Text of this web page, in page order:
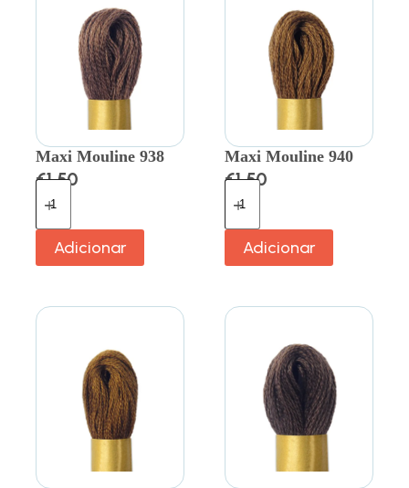
Maxi Mouline 938
€1.50
Adicionar
Maxi Mouline 940
€1.50
Adicionar